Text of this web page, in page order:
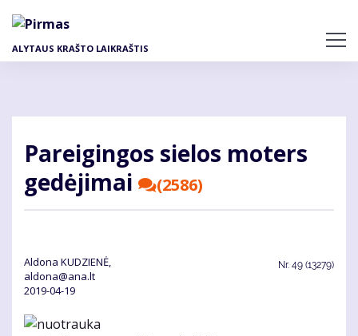
pagrindinį
ALYTAUS KRAŠTO LAIKRAŠTIS
Pa­rei­gin­gos sie­los mo­ters
ge­dė­ji­mai
(2586)
Aldona KUDZIENĖ,
aldona@ana.lt
2019-04-19
Nr. 49 (13279)